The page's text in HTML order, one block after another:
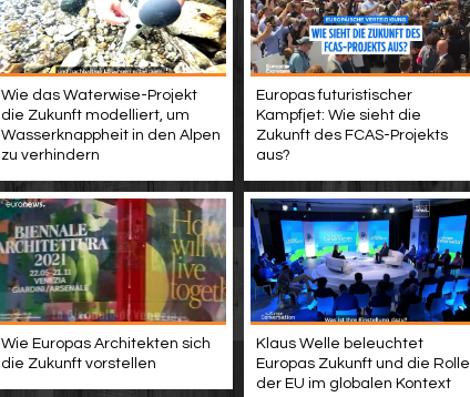
Wie das Waterwise-Projekt
die Zukunft modelliert, um
Wasserknappheit in den Alpen
zu verhindern
Europas futuristischer
Kampfjet: Wie sieht die
Zukunft des FCAS-Projekts
aus?
Wie Europas Architekten sich
die Zukunft vorstellen
Klaus Welle beleuchtet
Europas Zukunft und die Rolle
der EU im globalen Kontext